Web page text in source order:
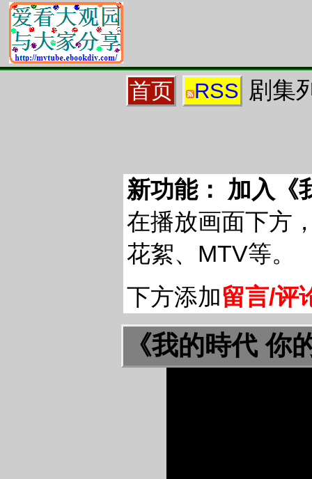
首页 RSS 剧集
新功能： 加入《
在播放画面下方
花絮、MTV等。
下方添加留言/评
《我的時代 你